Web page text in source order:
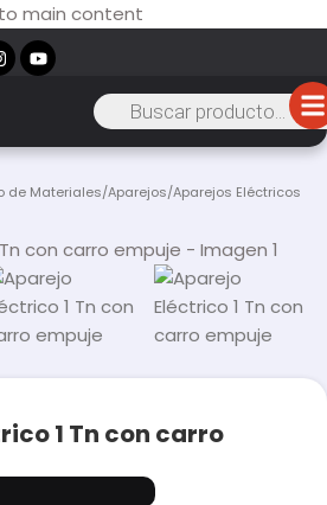
main content
de Materiales/Aparejos/Aparejos Eléctricos
1 Tn con carro